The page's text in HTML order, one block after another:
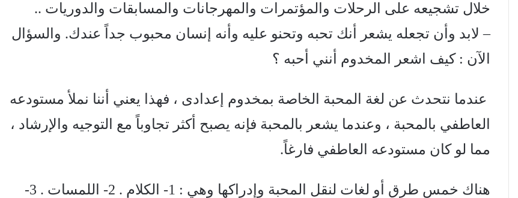
خلال تشجيعه على الرحلات والمؤتمرات والمهرجانات والمسابقات والدوريات ..
– لابد وأن تجعله يشعر أنك تحبه وتحنو عليه وأنه إنسان محبوب جداً عندك. والسؤال
الآن : كيف اشعر المخدوم أنني أحبه ؟
عندما نتحدث عن لغة المحبة الخاصة بمخدوم إعدادی ، فهذا يعني أننا نملأ مستودعه
العاطفي بالمحبة ، وعندما يشعر بالمحبة فإنه يصبح أكثر تجاوباً مع التوجيه والإرشاد ،
مما لو كان مستودعه العاطفي فارغاً.
هناك خمس طرق أو لغات لنقل المحبة وإدراكها وهي : 1- الكلام . 2- اللمسات . 3-